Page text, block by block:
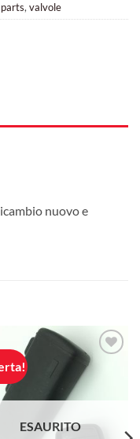
, valvole
nuovo e
Aggiungi
ESAURITO